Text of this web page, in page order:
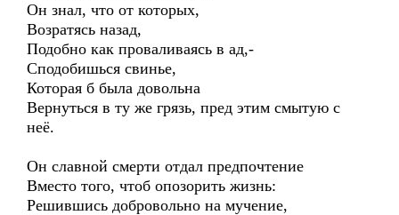
Он знал, что от которых,
Возратясь назад,
Подобно как проваливаясь в ад,-
Сподобишься свинье,
Которая б была довольна
Вернуться в ту же грязь, пред этим смытую с
неё.
Он славной смерти отдал предпочтение
Вместо того, чтоб опозорить жизнь:
Решившись добровольно на мучение,